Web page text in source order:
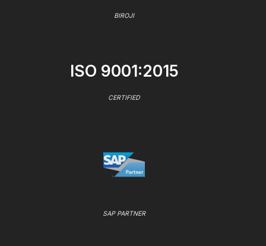
BIROJI
ISO 9001:2015
CERTIFIED
SAP PARTNER